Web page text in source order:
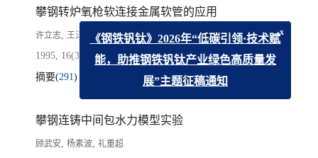
攀钢转炉氧枪软连接金属软管的应用
许立志, 王涛 陈渝,陈德生,肖笙,王增明
1995, 16(3): 25-29.
摘要(291)
攀钢连铸中间包水力模型实验
顾武安, 杨素波, 礼重超
《钢铁钒钛》2026年“低碳引领·技术赋
能，助推钢铁钒钛产业绿色高质量发
展”主题征稿通知